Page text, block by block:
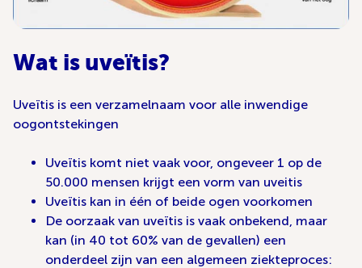
Wat is uveïtis?
Uveïtis is een verzamelnaam voor alle inwendige
oogontstekingen
Uveïtis komt niet vaak voor, ongeveer 1 op de
50.000 mensen krijgt een vorm van uveitis
Uveïtis kan in één of beide ogen voorkomen
De oorzaak van uveïtis is vaak onbekend, maar
kan (in 40 tot 60% van de gevallen) een
onderdeel zijn van een algemeen ziekteproces: